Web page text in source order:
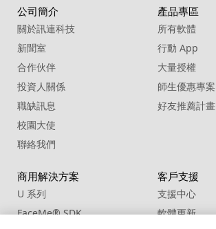
公司簡介
關於訊連科技
新聞室
合作伙伴
投資人關係
職缺訊息
校園大使
聯絡我們
產品專區
所有軟體
行動 App
大量授權
師生優惠專案
好友推薦計畫
商用解決方案
U 系列
FaceMe®SDK
客戶支援
支援中心
軟體更新